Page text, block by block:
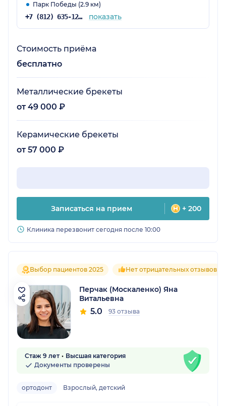
Парк Победы (2.9 км)
+7 (812) 635-12-23 показать
Стоимость приёма
бесплатно
Металлические брекеты
от 49 000 ₽
Керамические брекеты
от 57 000 ₽
Записаться на прием + 200
Клиника перезвонит сегодня после 10:00
Выбор пациентов 2025 Нет отрицательных отзывов
Перчак (Москаленко) Яна
Витальевна
5.0 93 отзыва
Стаж 9 лет
Высшая категория
Документы проверены
ортодонт Взрослый, детский